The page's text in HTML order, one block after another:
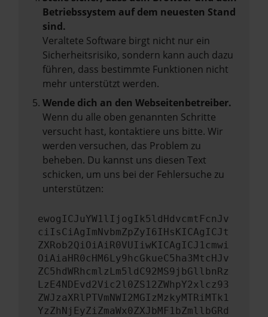
Betriebssystem auf dem neuesten Stand
sind.
Veraltete Software birgt nicht nur ein
Sicherheitsrisiko, sondern kann auch dazu
führen, dass bestimmte Funktionen nicht
mehr unterstützt werden.
Wende dich an den Webseitenbetreiber.
Wenn du alle oben genannten Schritte
versucht hast, kontaktiere uns bitte. Wir
werden versuchen, das Problem zu
beheben. Du kannst uns diesen Text
schicken, um uns bei der Fehlersuche zu
unterstützen:
ewogICJuYW1lIjogIk5ldHdvcmtFcnJv
ciIsCiAgImNvbmZpZyI6IHsKICAgICJt
ZXRob2QiOiAiR0VUIiwKICAgICJ1cmwi
OiAiaHR0cHM6Ly9hcGkueC5ha3MtcHJv
ZC5hdWRhcmlzLm5ldC92MS9jbGllbnRz
LzE4NDEvd2Vic2l0ZS12ZWhpY2xlcz93
ZWJzaXRlPTVmNWI2MGIzMzkyMTRiMTk1
YzZhNjEyZiZmaWx0ZXJbMF1bZmllbGRd